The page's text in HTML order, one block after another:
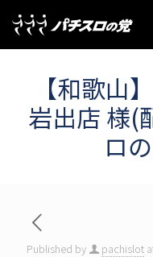
【和歌山
岩出店 様(
ロ
Published by pachislot